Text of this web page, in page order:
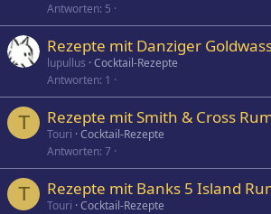
Antworten 5
Rezepte mit Danziger
lupullus Cocktail-Rezepte
Antworten 1
T Rezepte mit Smith & Cross
Touri Cocktail-Rezepte
Antworten 7
T Rezepte mit Banks 5 Island
Touri Cocktail-Rezepte